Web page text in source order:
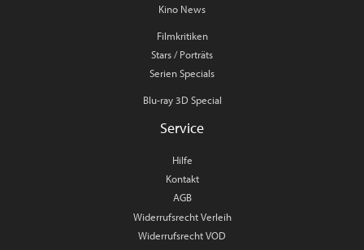
Kino News
Filmkritiken
Stars / Porträts
Serien Specials
Blu-ray 3D Special
Service
Hilfe
Kontakt
AGB
Widerrufsrecht Verleih
Widerrufsrecht VOD